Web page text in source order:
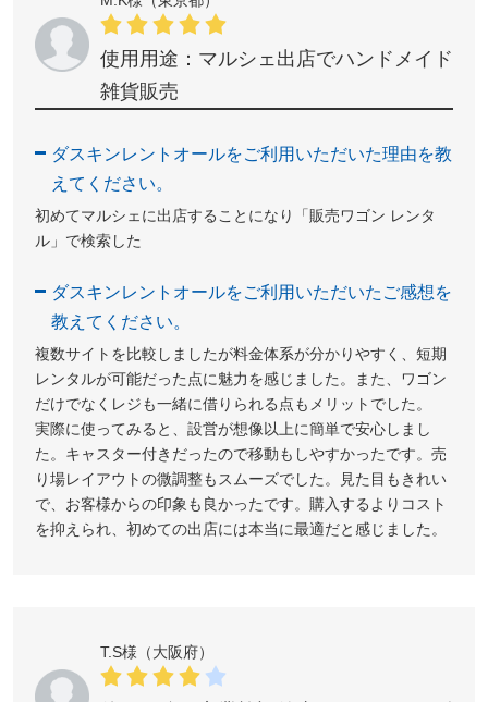
使用用途：マルシェ出店でハンドメイド
雑貨販売
ダスキンレントオールをご利用いただいた理由を教
えてください。
初めてマルシェに出店することになり「販売ワゴン レンタ
ル」で検索した
ダスキンレントオールをご利用いただいたご感想を
教えてください。
複数サイトを比較しましたが料金体系が分かりやすく、短期
レンタルが可能だった点に魅力を感じました。また、ワゴン
だけでなくレジも一緒に借りられる点もメリットでした。
実際に使ってみると、設営が想像以上に簡単で安心しまし
た。キャスター付きだったので移動もしやすかったです。売
り場レイアウトの微調整もスムーズでした。見た目もきれい
で、お客様からの印象も良かったです。購入するよりコスト
を抑えられ、初めての出店には本当に最適だと感じました。
T.S様（大阪府）